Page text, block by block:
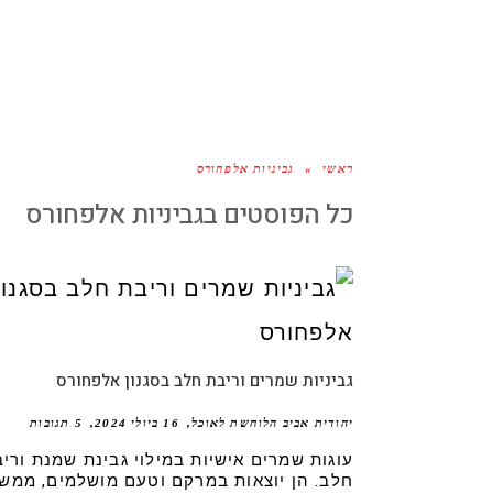
ראשי » גביניות אלפחורס
כל הפוסטים בגביניות אלפחורס
גביניות שמרים וריבת חלב בסגנון אלפחורס
יהודית אביב הלוחשת לאוכל 16 ביולי 2024 5 תגובות
עוגות שמרים אישיות במילוי גבינת שמנת
חלב. הן יוצאות במרקם וטעם מושלמים,